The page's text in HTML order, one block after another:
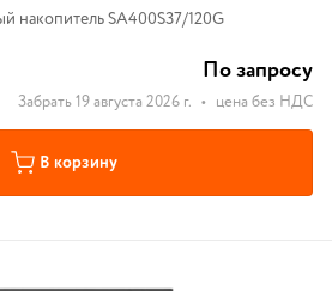
накопитель SA400S37/120G
По запросу
Забрать 19 августа 2026 г. • цена без НДС
В корзину